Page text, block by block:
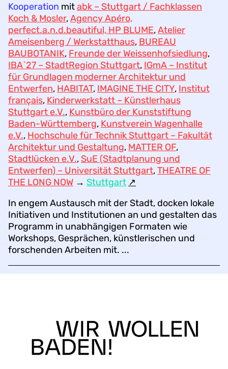
Kooperation mitabk – Stuttgart / Fachklassen
Koch & Mosler,Agency Apéro,
perfect.a.n.d.beautiful, HP BLUME,Atelier
Ameisenberg / Werkstatthaus, BUREAU
BAUBOTANIK, Freunde der Weissenhofsiedlung,
IBA`27 – StadtRegion Stuttgart, IGmA – Institut
für Grundlagen moderner Architektur und
Entwerfen, HABITAT, IMAGINE THE CITY, Institut
français, Kinderwerkstatt – Künstlerhaus
Stuttgart e.V., Kunstbüro der Kunststiftung
Baden-Württemberg, Kunstverein Wagenhalle
e.V., Hochschule für Technik Stuttgart – Fakultät
Architektur und Gestaltung, MATTER OF,
Stadtlücken e.V., SuE (Stadtplanung und
Entwerfen) – Universität Stuttgart,THEATRE OF
THE LONG NOW → Stuttgart ↗︎
In engem Austausch mit der Stadt, docken lokale
Initiativen und Institutionen an und gestalten das
Programm in unabhängigen Formaten wie
Workshops, Gesprächen, künstlerischen und
forschenden Arbeiten mit. ...